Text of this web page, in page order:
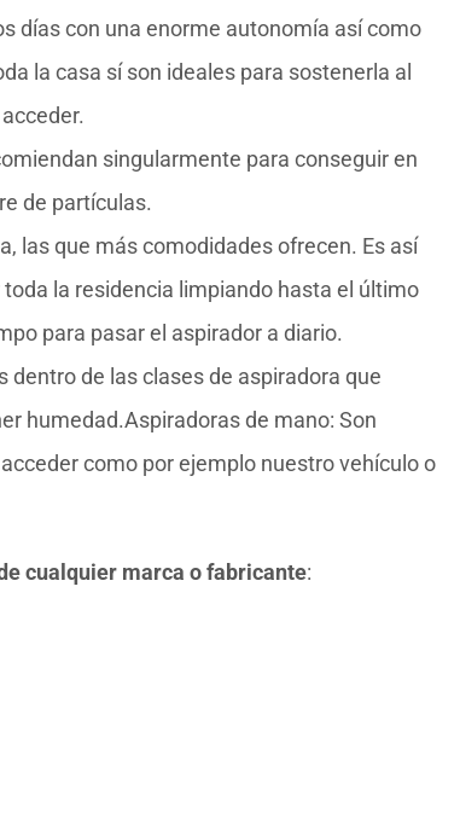
días con una enorme autonomía así como
la casa sí son ideales para sostenerla al
singularmente para conseguir en
de partículas.
las que más comodidades ofrecen. Es así
la residencia limpiando hasta el último
para pasar el aspirador a diario.
dentro de las clases de aspiradora que
humedad.Aspiradoras de mano: Son
como por ejemplo nuestro vehículo o
cualquier marca o fabricante: